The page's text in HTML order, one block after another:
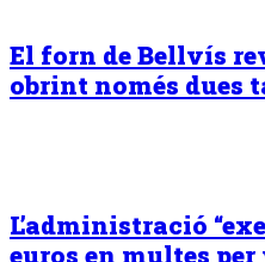
El forn de Bellvís
obrint només dues
L’administració
euros en multes per